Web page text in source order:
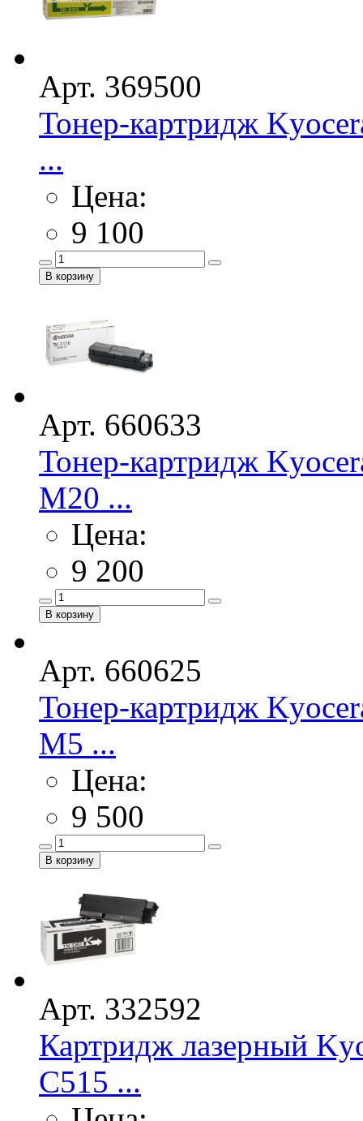
Арт. 369500
Тонер-картридж
...
Цена:
9 100
Арт. 660633
Тонер-картридж
M20 ...
Цена:
9 200
Арт. 660625
Тонер-картридж
M5 ...
Цена:
9 500
Арт. 332592
Картридж лазерный
C515 ...